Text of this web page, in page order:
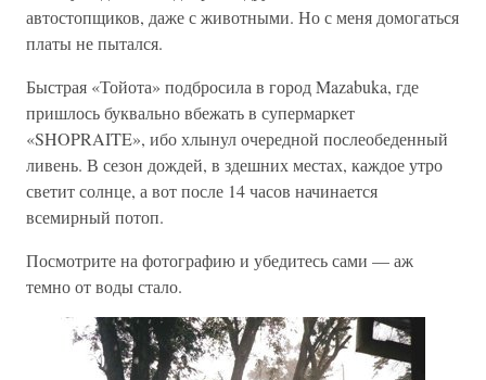
автостопщиков, даже с животными. Но с меня домогаться
платы не пытался.
Быстрая «Тойота» подбросила в город Mazabuka, где
пришлось буквально вбежать в супермаркет
«SHOPRAITE», ибо хлынул очередной послеобеденный
ливень. В сезон дождей, в здешних местах, каждое утро
светит солнце, а вот после 14 часов начинается
всемирный потоп.
Посмотрите на фотографию и убедитесь сами — аж
темно от воды стало.